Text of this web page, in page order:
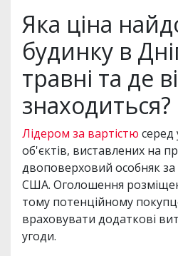
Яка ціна
будинку в
травні та де
знаходиться?
Лідером за вартістю серед
об'єктів, виставлених на
двоповерховий особняк за
США. Оголошення
тому потенційному
враховувати додаткові
угоди.